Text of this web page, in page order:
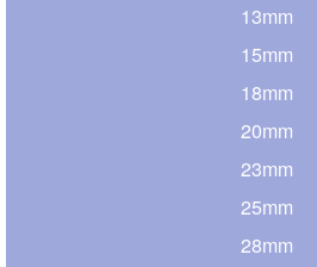
13mm
15mm
18mm
20mm
23mm
25mm
28mm